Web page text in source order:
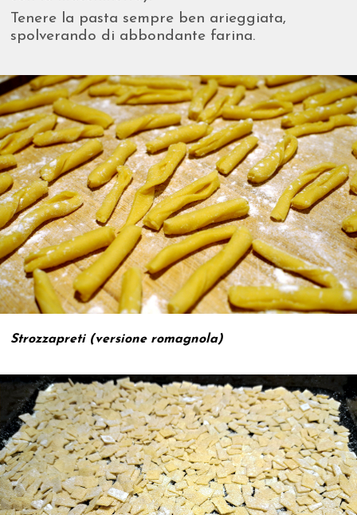
Tenere la pasta sempre ben arieggiata,
spolverando di abbondante farina.
Strozzapreti (versione romagnola)